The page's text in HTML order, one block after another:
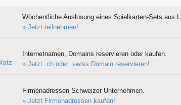
Wöchentliche Auslosung eines Spielkarten-Sets aus
» Jetzt teilnehmen!
Internetnamen, Domains reservieren oder kaufen.
» Jetzt .ch oder .swiss Domain reservieren!
Firmenadressen Schweizer Unternehmen.
» Jetzt Firmenadressen kaufen!